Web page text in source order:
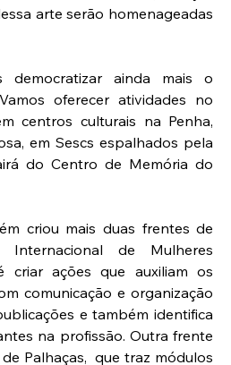
arte serão homenageadas
democratizar ainda mais o
oferecer atividades no
centros culturais na Penha,
em Sescs espalhados pela
do Centro de Memória do
criou mais duas frentes de
Internacional de Mulheres
criar ações que auxiliam os
comunicação e organização
e também identifica
na profissão. Outra frente
Palhaças,  que traz módulos